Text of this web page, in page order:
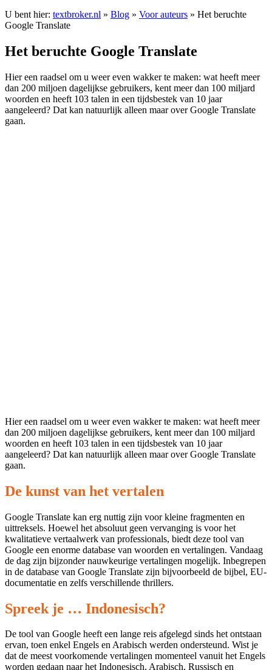
U bent hier: textbroker.nl » Blog » Voor auteurs » Het beruchte
Google Translate
Het beruchte Google Translate
Hier een raadsel om u weer even wakker te maken: wat heeft meer
dan 200 miljoen dagelijkse gebruikers, kent meer dan 100 miljard
woorden en heeft 103 talen in een tijdsbestek van 10 jaar
aangeleerd? Dat kan natuurlijk alleen maar over Google Translate
gaan.
Hier een raadsel om u weer even wakker te maken: wat heeft meer
dan 200 miljoen dagelijkse gebruikers, kent meer dan 100 miljard
woorden en heeft 103 talen in een tijdsbestek van 10 jaar
aangeleerd? Dat kan natuurlijk alleen maar over Google Translate
gaan.
De kunst van het vertalen
Google Translate kan erg nuttig zijn voor kleine fragmenten en
uittreksels. Hoewel het absoluut geen vervanging is voor het
kwalitatieve vertaalwerk van professionals, biedt deze tool van
Google een enorme database van woorden en vertalingen. Vandaag
de dag zijn bijzonder nauwkeurige vertalingen mogelijk. Inbegrepen
in de database van Google Translate zijn bijvoorbeeld de bijbel, EU-
documentatie en zelfs verschillende thrillers.
Spreek je … Indonesisch?
De tool van Google heeft een lange reis afgelegd sinds het ontstaan
ervan, toen enkel Engels en Arabisch werden ondersteund. Wist je
dat de meest voorkomende vertalingen momenteel vanuit het Engels
worden gedaan naar het Indonesisch, Arabisch, Russisch en